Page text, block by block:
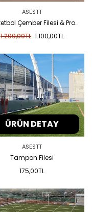
ASESTT
Basketbol Çember Filesi & Profesyonel
1.100,00TL
1.200,00TL
ASESTT
Tampon Filesi
175,00TL
ÜRÜN DETAY